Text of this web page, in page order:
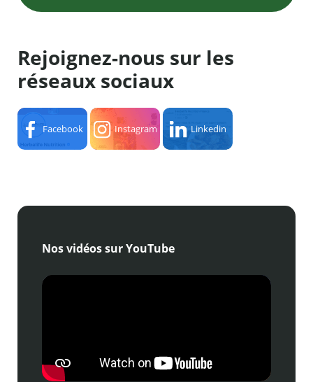
Rejoignez-nous sur les
réseaux sociaux
Facebook Instagram Linkedin
Nos vidéos sur YouTube